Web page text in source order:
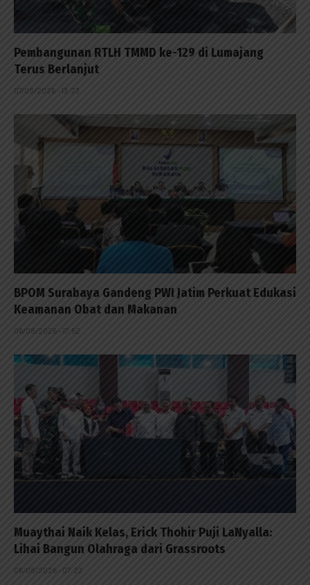
Pembangunan RTLH TMMD ke-129 di Lumajang
Terus Berlanjut
07/08/2026 - 13:23
BPOM Surabaya Gandeng PWI Jatim Perkuat Edukasi
Keamanan Obat dan Makanan
06/08/2026 - 17:52
Muaythai Naik Kelas, Erick Thohir Puji LaNyalla:
Lihai Bangun Olahraga dari Grassroots
06/08/2026 - 07:23